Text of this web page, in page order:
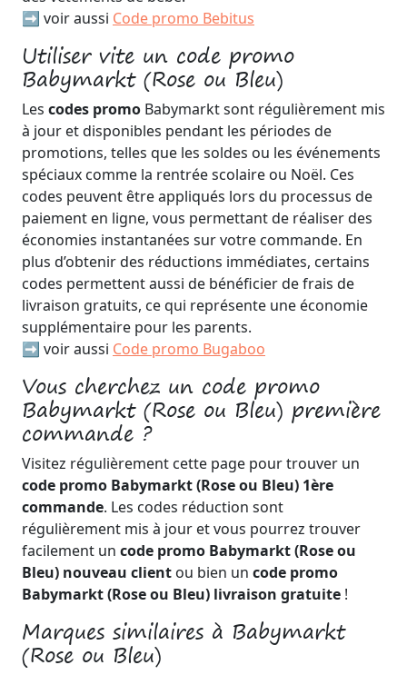
➡️ voir aussi Code promo Bebitus
Utiliser vite un code promo
Babymarkt (Rose ou Bleu)
Les codes promo Babymarkt sont régulièrement mis
à jour et disponibles pendant les périodes de
promotions, telles que les soldes ou les événements
spéciaux comme la rentrée scolaire ou Noël. Ces
codes peuvent être appliqués lors du processus de
paiement en ligne, vous permettant de réaliser des
économies instantanées sur votre commande. En
plus d’obtenir des réductions immédiates, certains
codes permettent aussi de bénéficier de frais de
livraison gratuits, ce qui représente une économie
supplémentaire pour les parents.
➡️ voir aussi Code promo Bugaboo
Vous cherchez un code promo
Babymarkt (Rose ou Bleu) première
commande ?
Visitez régulièrement cette page pour trouver un
code promo Babymarkt (Rose ou Bleu) 1ère
commande. Les codes réduction sont
régulièrement mis à jour et vous pourrez trouver
facilement un code promo Babymarkt (Rose ou
Bleu) nouveau client ou bien un code promo
Babymarkt (Rose ou Bleu) livraison gratuite !
Marques similaires à Babymarkt
(Rose ou Bleu)